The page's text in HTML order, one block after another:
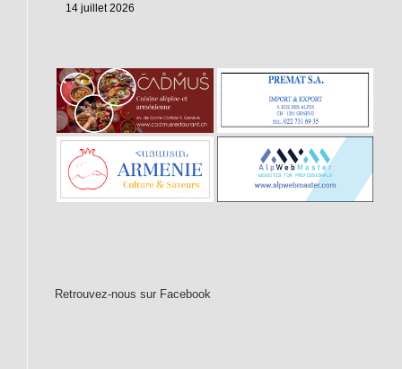
14 juillet 2026
Retrouvez-nous sur Facebook